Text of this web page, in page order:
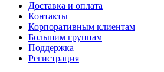
Доставка и оплата
Контакты
Корпоративным клиентам
Большим группам
Поддержка
Регистрация